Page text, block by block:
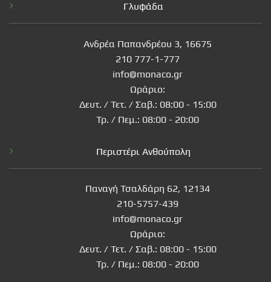
Γλυφάδα
Ανδρέα Παπανδρέου 3, 16675
210 777-1-777
info@monaco.gr
Ωράριο:
Δευτ. / Τετ. / Σαβ.: 08:00 - 15:00
Τρ. / Πεμ.: 08:00 - 20:00
Περιστέρι Ανθούπολη
Παναγή Τσαλδάρη 62, 12134
210-5757-439
info@monaco.gr
Ωράριο:
Δευτ. / Τετ. / Σαβ.: 08:00 - 15:00
Τρ. / Πεμ.: 08:00 - 20:00